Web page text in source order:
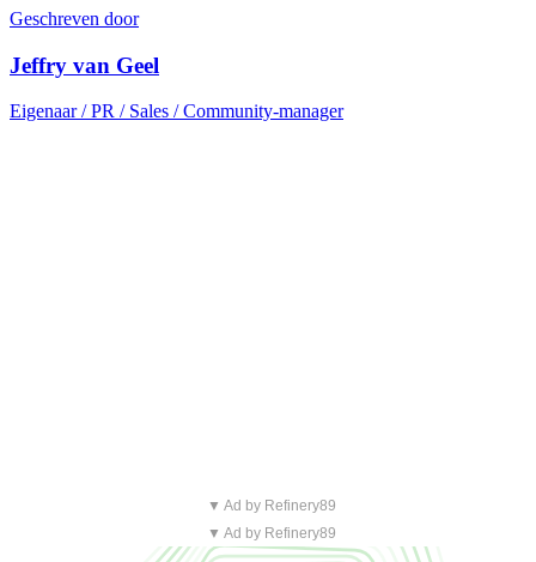
Geschreven door
Jeffry van Geel
Eigenaar / PR / Sales / Community-manager
▼ Ad by Refinery89
▼ Ad by Refinery89